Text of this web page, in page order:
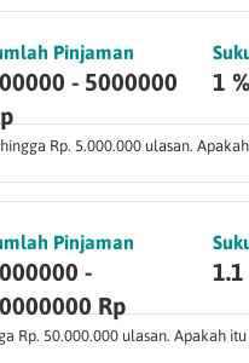
Pinjaman
- 5000000
1 %
Rp. 5.000.000 ulasan.
Pinjaman
-
Rp
1.1
Rp. 50.000.000 ulasan. Apakah